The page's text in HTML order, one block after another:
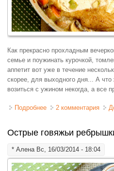
Как прекрасно прохладным
семье и поужинать курочкой,
аппетит вот уже в течение
скорее, для выходного дня... А
возиться с ужином некогда, а все
Подробнее о Курица в белом
2 комментария
Острые говяжьи
* АленаВс, 16/03/2014 - 18:04